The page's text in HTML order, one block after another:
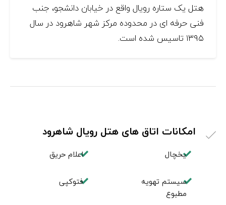
هتل یک ستاره رویال واقع در خیابان دانشجو، جنب
فنی حرفه ای در محدوده مرکز شهر شاهرود در سال
۱۳۹۵ تاسیس شده است.
امکانات اتاق های هتل رویال شاهرود
یخچال اعلام حریق
سیستم تهویه
مطبوع
فتوکپی